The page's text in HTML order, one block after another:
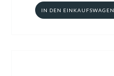
IN DEN EINKAUFSWAGEN